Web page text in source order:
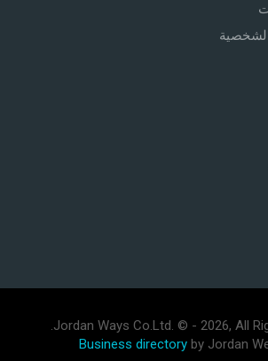
Jordan Ways Co.Ltd. © - 2026, All
Business directoryby Jordan